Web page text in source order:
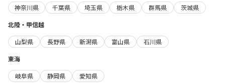
神奈川県
千葉県 埼玉県 栃木県 群馬県
茨城県
北陸・甲信越
山梨県
長野県 新潟県 富山県
石川県
東海
岐阜県
静岡県
愛知県